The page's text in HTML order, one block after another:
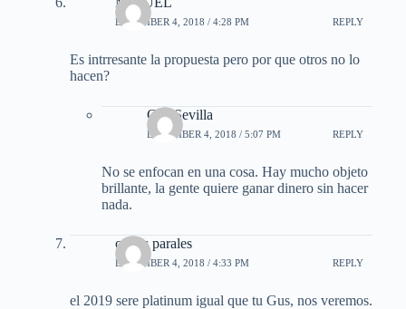
DECEMBER 4, 2018 / 4:28 PM REPLY
Es intrresante la propuesta pero por que otros no lo
hacen?
Gus Sevilla
DECEMBER 4, 2018 / 5:07 PM REPLY
No se enfocan en una cosa. Hay mucho objeto
brillante, la gente quiere ganar dinero sin hacer
nada.
carlos parales
DECEMBER 4, 2018 / 4:33 PM REPLY
el 2019 sere platinum igual que tu Gus, nos veremos.